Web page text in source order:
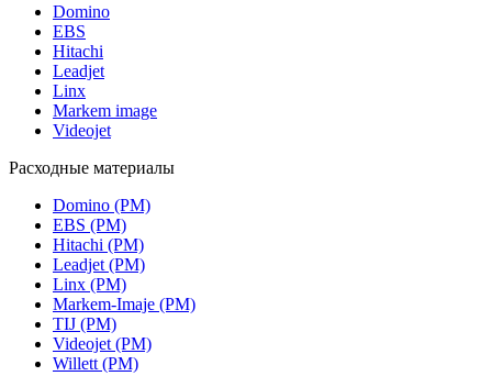
Domino
EBS
Hitachi
Leadjet
Linx
Markem image
Videojet
Расходные материалы
Domino (РМ)
EBS (РМ)
Hitachi (РМ)
Leadjet (РМ)
Linx (РМ)
Markem-Imaje (РМ)
TIJ (РМ)
Videojet (РМ)
Willett (РМ)